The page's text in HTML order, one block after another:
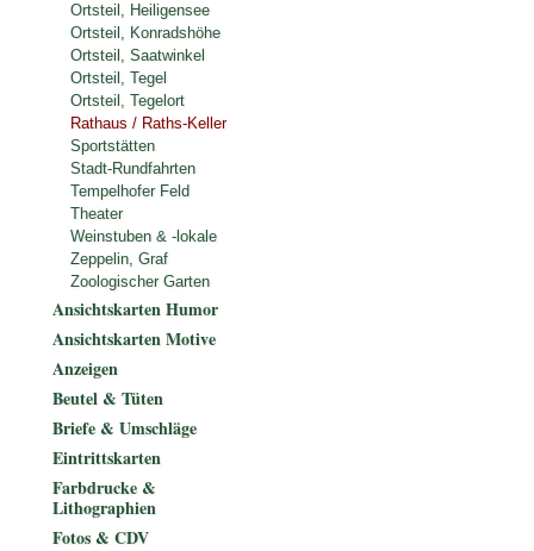
Ortsteil, Heiligensee
Ortsteil, Konradshöhe
Ortsteil, Saatwinkel
Ortsteil, Tegel
Ortsteil, Tegelort
Rathaus / Raths-Keller
Sportstätten
Stadt-Rundfahrten
Tempelhofer Feld
Theater
Weinstuben & -lokale
Zeppelin, Graf
Zoologischer Garten
Ansichtskarten Humor
Ansichtskarten Motive
Anzeigen
Beutel & Tüten
Briefe & Umschläge
Eintrittskarten
Farbdrucke &
Lithographien
Fotos & CDV